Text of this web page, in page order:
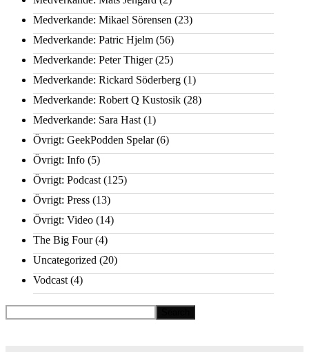
Medverkande: Mikael Sörensen (23)
Medverkande: Patric Hjelm (56)
Medverkande: Peter Thiger(25)
Medverkande: Rickard Söderberg (1)
Medverkande: Robert Q Kustosik (28)
Medverkande: Sara Hast (1)
Övrigt: GeekPodden Spelar(6)
Övrigt: Info (5)
Övrigt: Podcast (125)
Övrigt: Press (13)
Övrigt: Video (14)
The Big Four(4)
Uncategorized (20)
Vodcast (4)